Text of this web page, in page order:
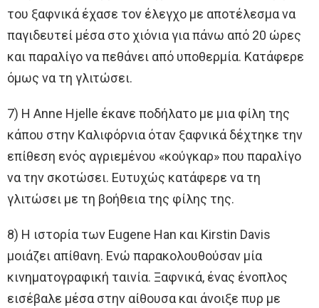
του ξαφνικά έχασε τον έλεγχο με αποτέλεσμα να
παγιδευτεί μέσα στο χιόνια για πάνω από 20 ώρες
και παραλίγο να πεθάνει από υποθερμία. Κατάφερε
όμως να τη γλιτώσει.
7) Η Anne Hjelle έκανε ποδήλατο με μια φίλη της
κάπου στην Καλιφόρνια όταν ξαφνικά δέχτηκε την
επίθεση ενός αγριεμένου «κούγκαρ» που παραλίγο
να την σκοτώσει. Ευτυχώς κατάφερε να τη
γλιτώσει με τη βοήθεια της φίλης της.
8) H ιστορία των Eugene Han και Kirstin Davis
μοιάζει απίθανη. Ενώ παρακολουθούσαν μία
κινηματογραφική ταινία. Ξαφνικά, ένας ένοπλος
εισέβαλε μέσα στην αίθουσα και άνοιξε πυρ με